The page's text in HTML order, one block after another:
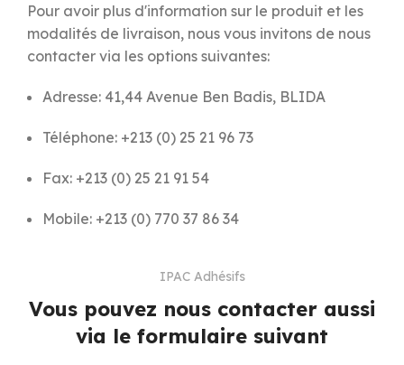
Pour avoir plus d'information sur le produit et les
modalités de livraison, nous vous invitons de nous
contacter via les options suivantes:
Adresse: 41,44 Avenue Ben Badis, BLIDA
Téléphone: +213 (0) 25 21 96 73
Fax: +213 (0) 25 21 91 54
Mobile: +213 (0) 770 37 86 34
IPAC Adhésifs
Vous pouvez nous contacter aussi
via le formulaire suivant